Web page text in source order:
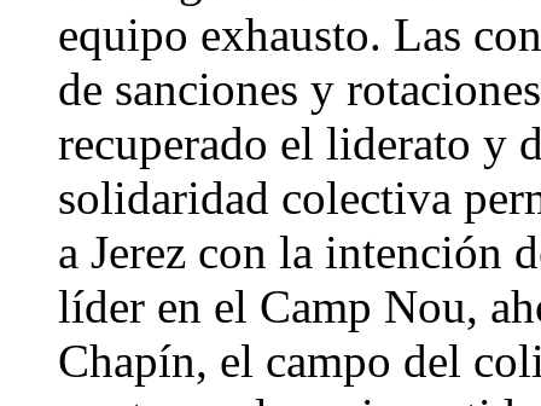
equipo exhausto. Las
de sanciones y
recuperado el liderato y
solidaridad colectiva
a Jerez con la intención
líder en el Camp Nou,
Chapín, el campo del